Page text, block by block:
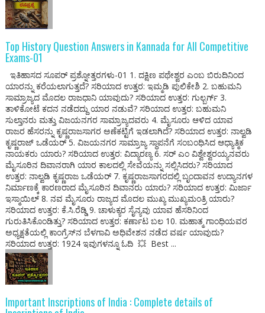
Top History Question Answers in Kannada for All Competitive
Exams-01
ಇತಿಹಾಸದ ಸೂಪರ್ ಪ್ರಶ್ನೋತ್ತರಗಳು-01 1. ದಕ್ಷಿಣ ಪಥೇಶ್ವರ ಎಂಬ ಬಿರುದಿನಿಂದ
ಯಾರನ್ನು ಕರೆಯಲಾಗುತ್ತದೆ? ಸರಿಯಾದ ಉತ್ತರ: ಇಮ್ಮಡಿ ಪುಲಿಕೇಶಿ 2. ಬಹುಮನಿ
ಸಾಮ್ರಾಜ್ಯದ ಮೊದಲ ರಾಜಧಾನಿ ಯಾವುದು? ಸರಿಯಾದ ಉತ್ತರ: ಗುಲ್ಬರ್ಗ್ 3.
ತಾಳಿಕೋಟೆ ಕದನ ನಡೆದದ್ದು ಯಾರ ನಡುವೆ? ಸರಿಯಾದ ಉತ್ತರ: ಬಹುಮನಿ
ಸುಲ್ತಾನರು ಮತ್ತು ವಿಜಯನಗರ ಸಾಮ್ರಾಜ್ಯದವರು 4. ಮೈಸೂರು ಆಳಿದ ಯಾವ
ರಾಜರ ಹೆಸರನ್ನು ಕೃಷ್ಣರಾಜಸಾಗರ ಅಣೆಕಟ್ಟಿಗೆ ಇಡಲಾಗಿದೆ? ಸರಿಯಾದ ಉತ್ತರ: ನಾಲ್ವಡಿ
ಕೃಷ್ಣರಾಜ್ ಒಡೆಯರ್ 5. ವಿಜಯನಗರ ಸಾಮ್ರಾಜ್ಯ ಸ್ಥಾಪನೆಗೆ ಸಂಬಂಧಿಸಿದ ಆಧ್ಯಾತ್ಮಿಕ
ನಾಯಕರು ಯಾರು? ಸರಿಯಾದ ಉತ್ತರ: ವಿದ್ಯಾರಣ್ಯ 6. ಸರ್ ಎಂ ವಿಶ್ವೇಶ್ವರಯ್ಯನವರು
ಮೈಸೂರಿನ ದಿವಾನರಾಗಿ ಯಾರ ಕಾಲದಲ್ಲಿ ಸೇವೆಯನ್ನು ಸಲ್ಲಿಸಿದರು? ಸರಿಯಾದ
ಉತ್ತರ: ನಾಲ್ವಡಿ ಕೃಷ್ಣರಾಜ ಒಡೆಯರ್ 7. ಕೃಷ್ಣರಾಜಸಾಗರದಲ್ಲಿ ಬೃಂದಾವನ ಉದ್ಯಾನಗಳ
ನಿರ್ಮಾಣಕ್ಕೆ ಕಾರಣರಾದ ಮೈಸೂರಿನ ದಿವಾನರು ಯಾರು? ಸರಿಯಾದ ಉತ್ತರ: ಮಿರ್ಜಾ
ಇಸ್ಮಾಯಿಲ್ 8. ನವ ಮೈಸೂರು ರಾಜ್ಯದ ಮೊದಲ ಮುಖ್ಯ ಮುಖ್ಯಮಂತ್ರಿ ಯಾರು?
ಸರಿಯಾದ ಉತ್ತರ: ಕೆ.ಸಿ.ರೆಡ್ಡಿ 9. ಚಾಳುಕ್ಯರ ಸೈನ್ಯವು ಯಾವ ಹೆಸರಿನಿಂದ
ಗುರುತಿಸಿಕೊಂಡಿತ್ತು? ಸರಿಯಾದ ಉತ್ತರ: ಕರ್ಣಾಟ ಬಲ 10. ಮಹಾತ್ಮ ಗಾಂಧಿಯವರ
ಅಧ್ಯಕ್ಷತೆಯಲ್ಲಿ ಕಾಂಗ್ರೆಸ್‌ನ ಬೆಳಗಾವಿ ಅಧಿವೇಶನ ನಡೆದ ವರ್ಷ ಯಾವುದು?
ಸರಿಯಾದ ಉತ್ತರ: 1924 ಇವುಗಳನ್ನೂ ಓದಿ 💥 Best ...
Important Inscriptions of India : Complete details of